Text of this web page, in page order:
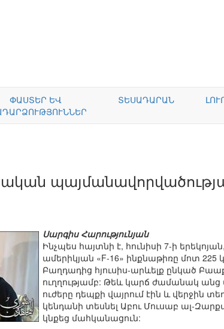
ՓԱՍՏԵՐ ԵՎ
ՏԵՍԱԴԱՐԱՆ
Սարգիս Հարությունյան
Ինչպես հայտնի է, հունիսի 7-ի
ամերիկյան «F-16» ինքնաթիռը մոտ
Բաղդադից հյուսիս-արևելք ընկած
ուղղությամբ: Թեև կարճ ժամանակ
ուժերը դեպքի վայրում էին և վերջին
կենդանի տեսնել Աբու Մուսաբ ալ-
կնքեց մահկանացուն: